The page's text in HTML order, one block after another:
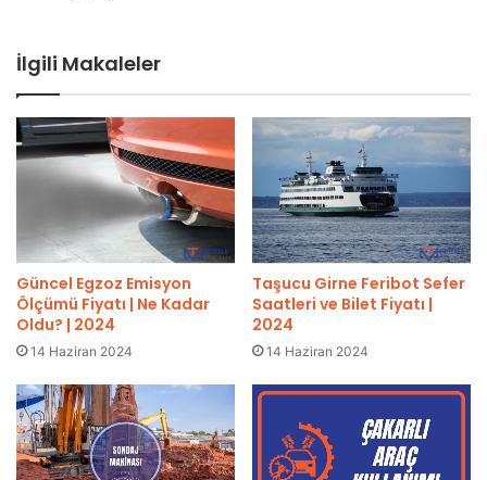
İlgili Makaleler
Güncel Egzoz Emisyon
Ölçümü Fiyatı | Ne Kadar
Oldu? | 2024
14 Haziran 2024
Taşucu Girne Feribot Sefer
Saatleri ve Bilet Fiyatı |
2024
14 Haziran 2024